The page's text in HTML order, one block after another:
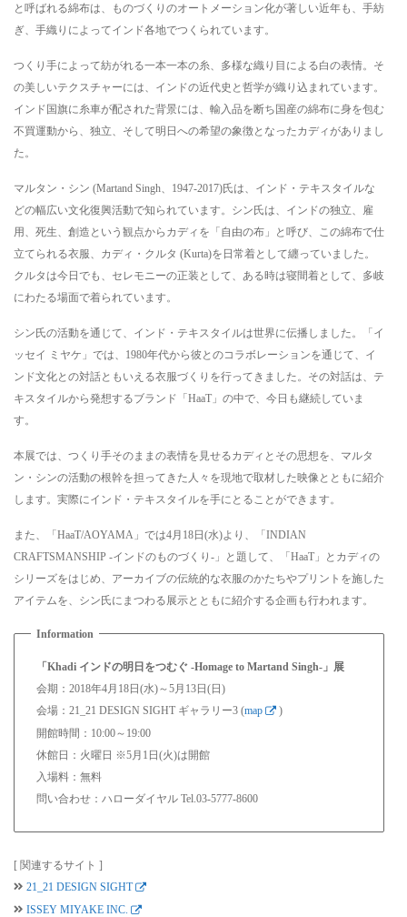
と呼ばれる綿布は、ものづくりのオートメーション化が著しい近年も、手紡
ぎ、手織りによってインド各地でつくられています。
つくり手によって紡がれる一本一本の糸、多様な織り目による白の表情。そ
の美しいテクスチャーには、インドの近代史と哲学が織り込まれています。
インド国旗に糸車が配された背景には、輸入品を断ち国産の綿布に身を包む
不買運動から、独立、そして明日への希望の象徴となったカディがありまし
た。
マルタン・シン (Martand Singh、1947-2017)氏は、インド・テキスタイルな
どの幅広い文化復興活動で知られています。シン氏は、インドの独立、雇
用、死生、創造という観点からカディを「自由の布」と呼び、この綿布で仕
立てられる衣服、カディ・クルタ (Kurta)を日常着として纏っていました。
クルタは今日でも、セレモニーの正装として、ある時は寝間着として、多岐
にわたる場面で着られています。
シン氏の活動を通じて、インド・テキスタイルは世界に伝播しました。「イ
ッセイ ミヤケ」では、1980年代から彼とのコラボレーションを通じて、イ
ンド文化との対話ともいえる衣服づくりを行ってきました。その対話は、テ
キスタイルから発想するブランド「HaaT」の中で、今日も継続していま
す。
本展では、つくり手そのままの表情を見せるカディとその思想を、マルタ
ン・シンの活動の根幹を担ってきた人々を現地で取材した映像とともに紹介
します。実際にインド・テキスタイルを手にとることができます。
また、「HaaT/AOYAMA」では4月18日(水)より、「INDIAN
CRAFTSMANSHIP -インドのものづくり-」と題して、「HaaT」とカディの
シリーズをはじめ、アーカイブの伝統的な衣服のかたちやプリントを施した
アイテムを、シン氏にまつわる展示とともに紹介する企画も行われます。
「Khadi インドの明日をつむぐ -Homage to Martand Singh-」展
会期：2018年4月18日(水)～5月13日(日)
会場：21_21 DESIGN SIGHT ギャラリー3 (map
)
開館時間：10:00～19:00
休館日：火曜日 ※5月1日(火)は開館
入場料：無料
問い合わせ：ハローダイヤル Tel.03-5777-8600
[ 関連するサイト ]
21_21 DESIGN SIGHT
ISSEY MIYAKE INC.